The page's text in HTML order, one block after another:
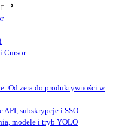
Cursor
Od zera do produktywności w
subskrypcje i SSO
modele i tryb YOLO